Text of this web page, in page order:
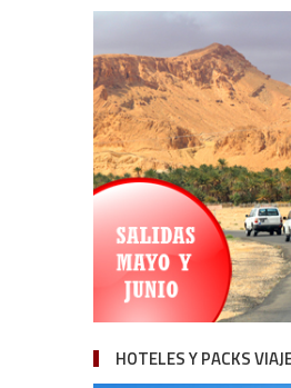
HOTELES Y PACKS